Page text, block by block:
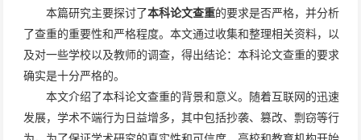
本篇研究主要探讨了本科论文查重的要求是否严格，并分析
了查重的重要性和严格程度。本文通过收集和整理相关资料，以
及对一些学校以及教师的调查，得出结论：本科论文查重的要求
确实是十分严格的。
本文介绍了本科论文查重的背景和意义。随着互联网的迅速
发展，学术不端行为日益增多，其中包括抄袭、篡改、剽窃等行